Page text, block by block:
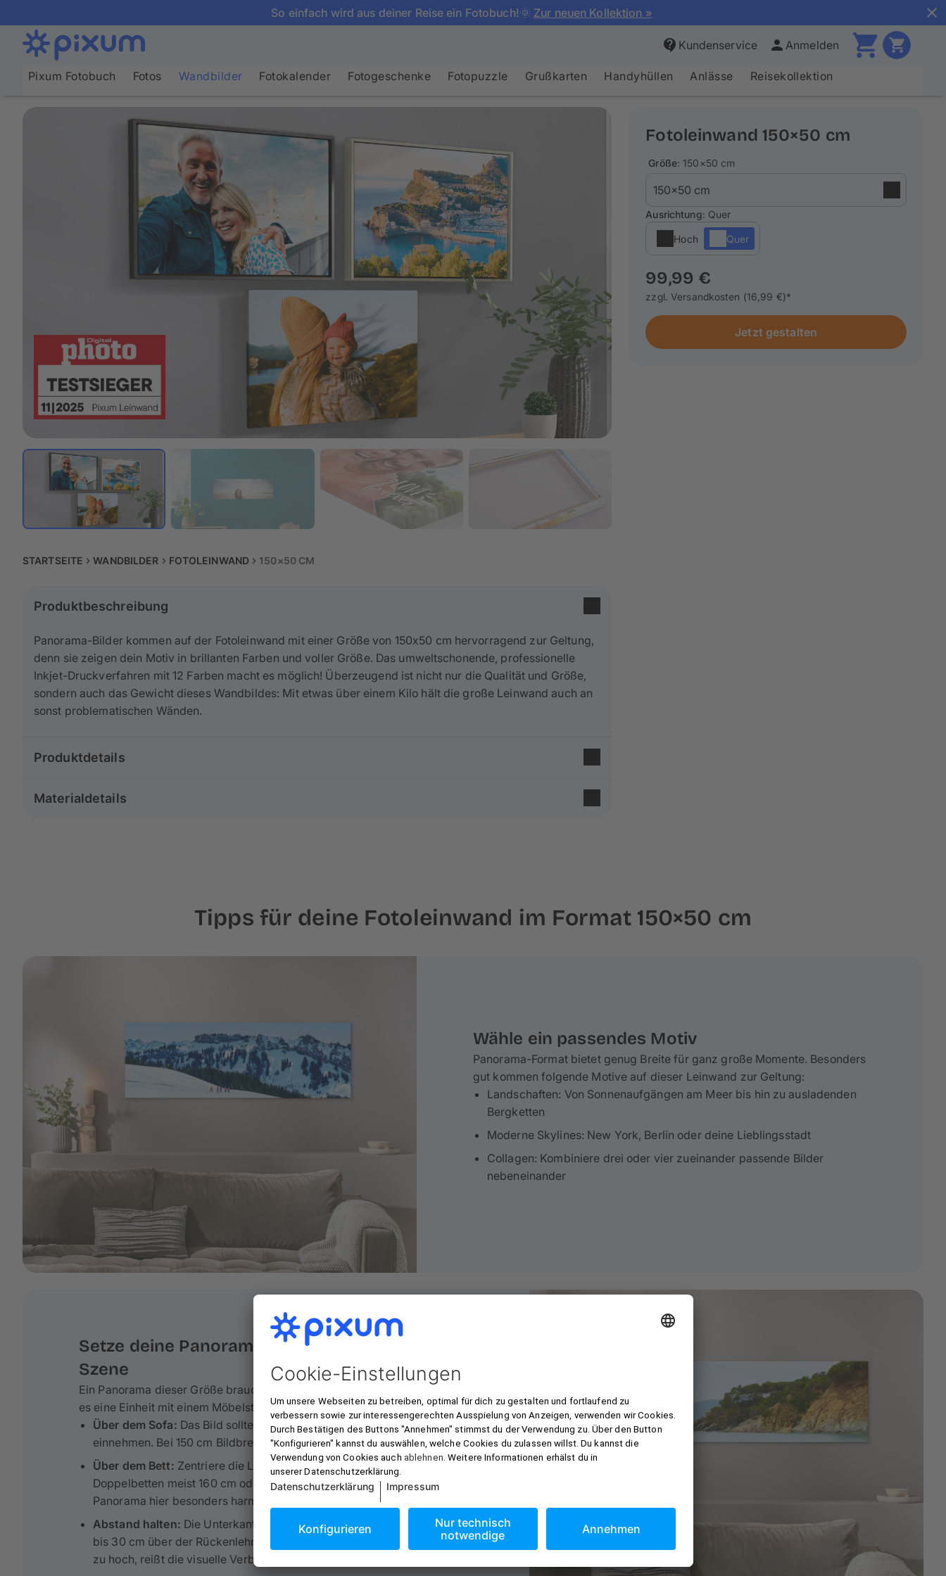
So einfach wird aus deiner Reise ein Fotobuch!🌞 Zur neuen Kollektion »
Kundenservice Anmelden
Pixum Fotobuch Fotos Wandbilder Fotokalender Fotogeschenke Fotopuzzle Grußkarten Handyhüllen Anlässe Reisekollektion
Fotoleinwand 150×50 cm
Größe: 150×50 cm
Ausrichtung: Quer
Hoch Quer
99,99 €
zzgl. Versandkosten (16,99 €)*
Jetzt gestalten
STARTSEITE WANDBILDER FOTOLEINWAND 150×50 CM
Produktbeschreibung
Panorama-Bilder kommen auf der Fotoleinwand mit einer Größe von 150x50 cm hervorragend zur Geltung,
denn sie zeigen dein Motiv in brillanten Farben und voller Größe. Das umweltschonende, professionelle
Inkjet-Druckverfahren mit 12 Farben macht es möglich! Überzeugend ist nicht nur die Qualität und Größe,
sondern auch das Gewicht dieses Wandbildes: Mit etwas über einem Kilo hält die große Leinwand auch an
sonst problematischen Wänden.
Produktdetails
Gruppe: Poster & Leinwand
Materialdetails
Stabilität und Langlebigkeitgarantiert. Deine Fotoleinwand wird auf einen ca. 2 cm hohen
Gestaltung im Hinterkopf. Bei Bedarf kannst du auch mit wenigen Handgriffen spielend leicht deine
Tipps für deine Fotoleinwand im Format 150×50 cm
Wähle ein passendes Motiv
Panorama-Format bietet genug Breite für ganz große Momente. Besonders
gut kommen folgende Motive auf dieser Leinwand zur Geltung:
Landschaften: Von Sonnenaufgängen am Meer bis hin zu ausladenden
Bergketten
Moderne Skylines: New York, Berlin oder deine Lieblingsstadt
Collagen: Kombiniere drei oder vier zueinander passende Bilder
nebeneinander
Setze deine Panorama-Leinwand richtig in
Szene
Ein Panorama dieser Größe braucht einen Ankerpunkt. Idealerweise bildet
es eine Einheit mit einem Möbelstück.
Über dem Sofa: Das Bild sollte etwa 2/3 bis 3/4 der Breite des Sofas
einnehmen. Bei 150 cm Bildbreite passt das perfekt zu einem Dreisitzer.
Über dem Bett: Zentriere die Leinwand über dem Kopfteil. Da
Doppelbetten meist 160 cm oder 180 cm breit sind, wirkt das 150 cm
Panorama hier besonders harmonisch und edel.
Abstand halten: Die Unterkante der Leinwand sollte idealerweise 20
bis 30 cm über der Rückenlehne oder dem Kopfteil hängen. Hängt sie
zu hoch, reißt die visuelle Verbindung zum Möbelstück ab.